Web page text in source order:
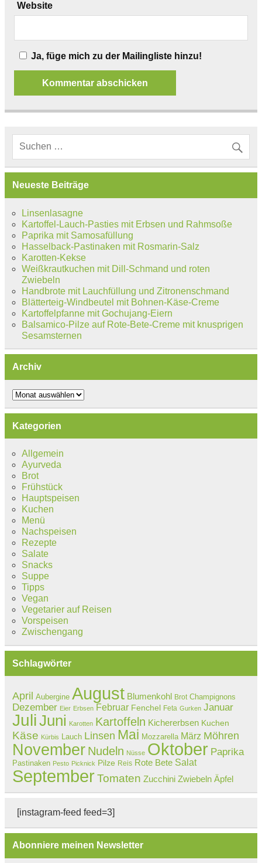
Website
Ja, füge mich zu der Mailingliste hinzu!
Neueste Beiträge
Linsenlasagne
Kartoffel-Lauch-Pasties mit Erbsen und Rahmsoße
Paprika mit Samosafüllung
Hasselback-Pastinaken mit Rosmarin-Salz
Karotten-Kekse
Weißkrautkuchen mit Dill-Schmand und roten
Zwiebeln
Handbrote mit Lauchfüllung und Zitronenschmand
Blätterteig-Windbeutel mit Bohnen-Käse-Creme
Kartoffelpfanne mit Gochujang-Eiern
Balsamico-Pilze auf Rote-Bete-Creme mit knusprigen
Sesamsternen
Archiv
Archiv
Kategorien
Allgemein
Ayurveda
Brot
Frühstück
Hauptspeisen
Kuchen
Menü
Nachspeisen
Rezepte
Salate
Snacks
Suppe
Tipps
Vegan
Vegetarier auf Reisen
Vorspeisen
Zwischengang
Schlagwörter
April Aubergine August Blumenkohl Brot Champignons
Dezember Eier Erbsen Februar Fenchel Feta Gurken Januar
JuliJuni Karotten Kartoffeln Kichererbsen Kuchen
Käse Kürbis Lauch Linsen Mai Mozzarella März Möhren
November Nudeln Nüsse Oktober Paprika
Pastinaken Pesto Picknick Pilze Reis Rote Bete Salat
September Tomaten Zucchini Zwiebeln Äpfel
[instagram-feed feed=3]
Abonniere meinen Newsletter